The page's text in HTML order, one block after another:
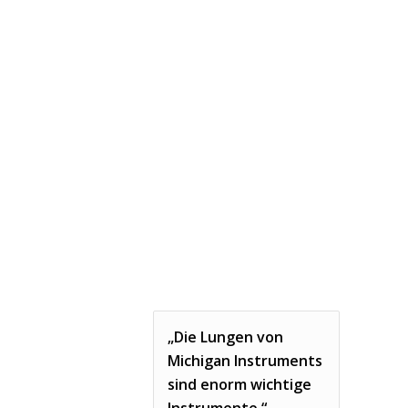
„Die Lungen von
Michigan Instruments
sind enorm wichtige